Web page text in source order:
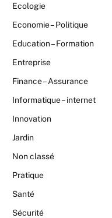
Ecologie
Economie – Politique
Education – Formation
Entreprise
Finance – Assurance
Informatique – internet
Innovation
Jardin
Non classé
Pratique
Santé
Sécurité